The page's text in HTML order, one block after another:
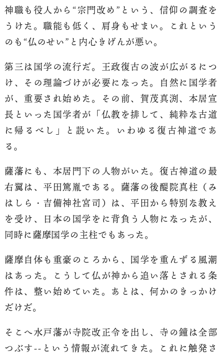
神職も役人から“宗門改め”という、信仰の調査を
うけた。職能も低く、肩身もせまい。これという
のも“仏のせい”と内心きげんが悪い。
第三は国学の流行だ。王政復古の波が広がるにつ
け、その理論づけが必要になった。自然に国学者
が、重要され始めた。その前、賀茂真渕、本居宣
長といった国学者が「仏教を排して、純粋な古道
に帰るべし」と説いた。いわゆる復古神道であ
る。
薩藩にも、本居門下の人物がいた。復古神道の最
右翼は、平田篤胤である。薩藩の後醍院真柱（み
はしら・吉備神社宮司）は、平田から特別な教え
を受け、日本の国学をに背負う人物になったが、
同時に薩摩国学の主柱でもあった。
薩摩自体も重豪のころから、国学を重んずる風潮
はあった。こうして仏が神から追い落とされる条
件は、整い始めていた。あとは、何かのきっかけ
だけだ。
そこへ水戸藩が寺院改正令を出し、寺の鐘は全部
つぶす--という情報が流れてきた。これに触発さ